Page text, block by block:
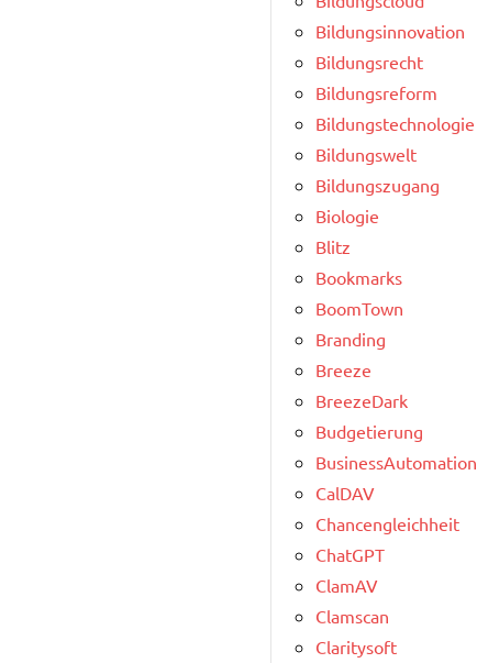
Bildungsinnovation
Bildungsrecht
Bildungsreform
Bildungstechnologie
Bildungswelt
Bildungszugang
Biologie
Blitz
Bookmarks
BoomTown
Branding
Breeze
BreezeDark
Budgetierung
BusinessAutomation
CalDAV
Chancengleichheit
ChatGPT
ClamAV
Clamscan
Claritysoft